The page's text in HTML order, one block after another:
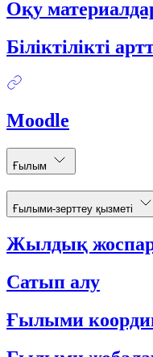
Оқу
Біліктілікті
Moodle
Ғылым
Ғылыми-зерттеу қызметі
Жылдық
Сатып алу
Ғылыми